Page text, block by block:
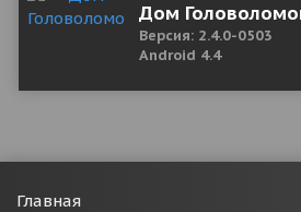
Дом
Версия: 2.4.0-0503
Android 4.4
Главная